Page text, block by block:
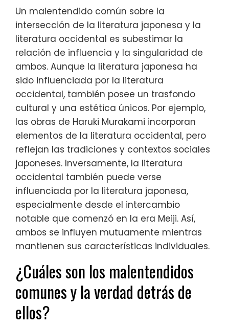
Un malentendido común sobre la
intersección de la literatura japonesa y la
literatura occidental es subestimar la
relación de influencia y la singularidad de
ambos. Aunque la literatura japonesa ha
sido influenciada por la literatura
occidental, también posee un trasfondo
cultural y una estética únicos. Por ejemplo,
las obras de Haruki Murakami incorporan
elementos de la literatura occidental, pero
reflejan las tradiciones y contextos sociales
japoneses. Inversamente, la literatura
occidental también puede verse
influenciada por la literatura japonesa,
especialmente desde el intercambio
notable que comenzó en la era Meiji. Así,
ambos se influyen mutuamente mientras
mantienen sus características individuales.
¿Cuáles son los malentendidos
comunes y la verdad detrás de
ellos?